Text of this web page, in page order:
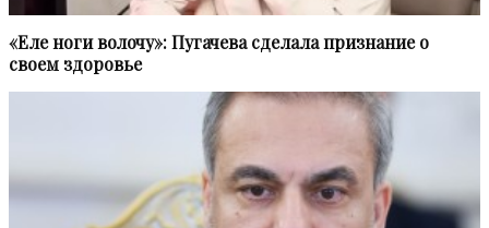
«Еле ноги волочу»: Пугачева сделала признание о
своем здоровье